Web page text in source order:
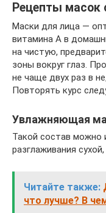
Рецепты масок
Маски для лица —
витамина A в
на чистую,
зоны вокруг глаз.
не чаще двух раз в
Повторять курс
Увлажняющая
Такой состав можно
разглаживания
Читайте также:
что лучше? В